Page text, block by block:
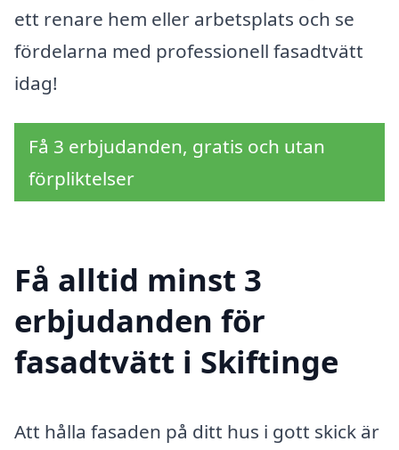
ett renare hem eller arbetsplats och se
fördelarna med professionell fasadtvätt
idag!
Få 3 erbjudanden, gratis och utan
förpliktelser
Få alltid minst 3
erbjudanden för
fasadtvätt i Skiftinge
Att hålla fasaden på ditt hus i gott skick är